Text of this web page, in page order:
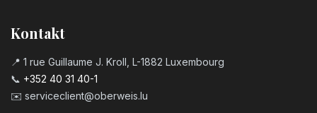
Kontakt
📍 1 rue Guillaume J. Kroll, L-1882 Luxembourg
📞 +352 40 31 40-1
✉️ serviceclient@oberweis.lu